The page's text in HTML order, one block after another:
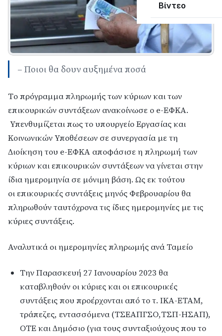
Βίντεο
– Ποιοι θα δουν αυξημένα ποσά
Tο πρόγραμμα πληρωμής των κύριων και των
επικουρικών συντάξεων ανακοίνωσε ο e-ΕΦΚΑ.
Υπενθυμίζεται πως το υπουργείο Εργασίας και
Κοινωνικών Υποθέσεων σε συνεργασία με τη
Διοίκηση του e-ΕΦΚΑ αποφάσισε η πληρωμή των
κύριων και επικουρικών συντάξεων να γίνεται στην
ίδια ημερομηνία σε μόνιμη βάση. Ως εκ τούτου
οι επικουρικές συντάξεις μηνός Φεβρουαρίου θα
πληρωθούν ταυτόχρονα τις ίδιες ημερομηνίες με τις
κύριες συντάξεις.
Αναλυτικά οι ημερομηνίες πληρωμής ανά Ταμείο
Την Παρασκευή 27 Ιανουαρίου 2023 θα
καταβληθούν οι κύριες και οι επικουρικές
συντάξεις που προέρχονται από το τ. ΙΚΑ-ΕΤΑΜ,
τράπεζες, εντασσόμενα (ΤΣΕΑΠΓΣΟ,ΤΣΠ-ΗΣΑΠ),
ΟΤΕ και Δημόσιο (για τους συνταξιούχους που το